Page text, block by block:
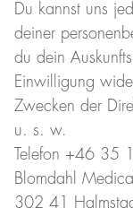
Du kannst uns
deiner
du dein
Einwilligung
Zwecken der
u. s. w.
Telefon +46 35
Blomdahl
302 41